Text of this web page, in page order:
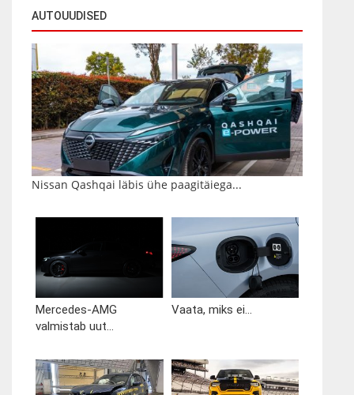
AUTOUUDISED
Nissan Qashqai läbis ühe paagitäiega...
Mercedes-AMG
valmistab uut...
Vaata, miks ei...